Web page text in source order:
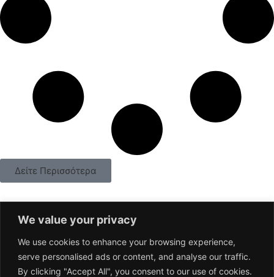
We value your privacy
We use cookies to enhance your browsing experience,
serve personalised ads or content, and analyse our traffic.
By clicking "Accept All", you consent to our use of cookies.
Δείτε Περισσότερα